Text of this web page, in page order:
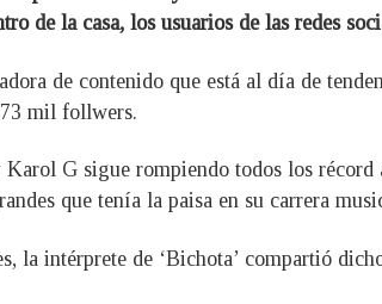
de la casa, los usuarios de las redes
de contenido que está al día de
mil follwers.
Karol G sigue rompiendo todos los
que tenía la paisa en su carrera
la intérprete de ‘Bichota’ compartió